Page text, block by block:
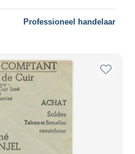
Professioneel handelaar